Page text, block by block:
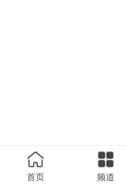
首页 频道